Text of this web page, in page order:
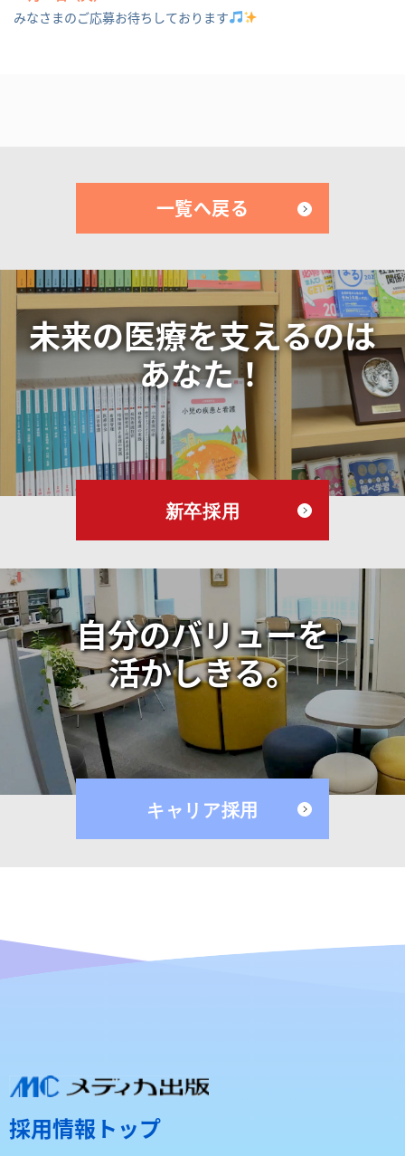
みなさまのご応募お待ちしております
一覧へ戻る
未来の医療を支えるのは
あなた！
新卒採用
自分のバリューを
活かしきる。
キャリア採用
採用情報トップ